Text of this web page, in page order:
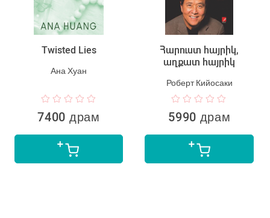
Twisted Lies
Ана Хуан
7400 драм
Հարուստ հայրիկ,
աղքատ հայրիկ
Роберт Кийосаки
5990 драм